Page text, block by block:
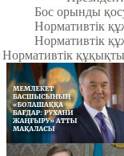
Бос орынды
Нормативтік
Нормативтік
Нормативтік